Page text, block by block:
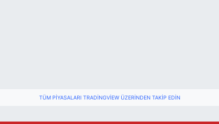
TÜM PIYASALARI TRADINGVIEW ÜZERINDEN TAKIP EDIN